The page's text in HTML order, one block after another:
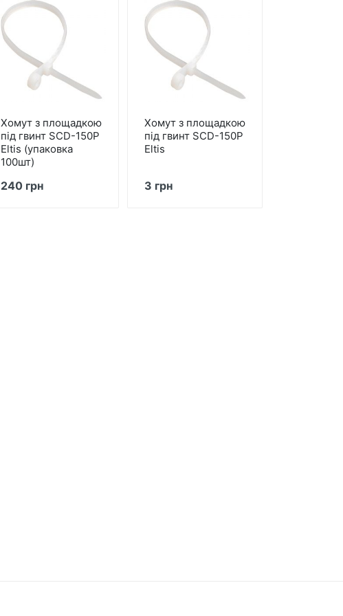
Хомут з площадкою
під гвинт SCD-150P
Eltis (упаковка
100шт)
240 грн
Хомут з площадкою
під гвинт SCD-150P
Eltis
3 грн